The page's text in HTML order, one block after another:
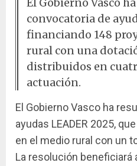
convocatoria de
financiando 148
rural con una
distribuidos en
actuación.
El Gobierno Vasco ha
ayudas LEADER 2025,
en el medio rural con un
La resolución